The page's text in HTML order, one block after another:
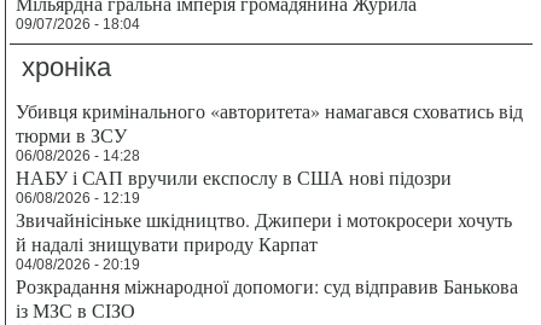
09/07/2026 - 18:04
хроніка
Убивця кримінального «авторитета» намагався сховатись від
тюрми в ЗСУ
06/08/2026 - 14:28
НАБУ і САП вручили експослу в США нові підозри
06/08/2026 - 12:19
Звичайнісіньке шкідництво. Джипери і мотокросери хочуть
й надалі знищувати природу Карпат
04/08/2026 - 20:19
Розкрадання міжнародної допомоги: суд відправив Банькова
із МЗС в СІЗО